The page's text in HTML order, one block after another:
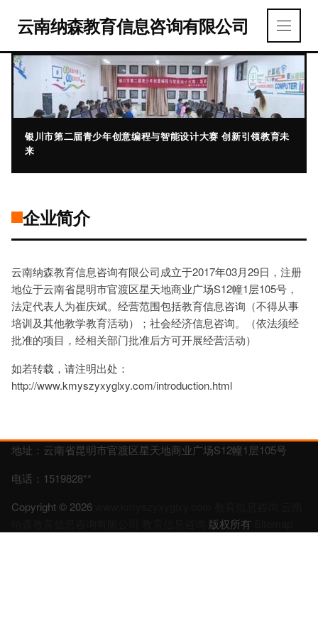
云南纳森教育信息咨询有限公司
银川市第二届青少年创意编程与智能设计大赛 创新引领教育未
来
企业简介
云南纳森教育信息咨询有限公司成立于2017年03月29日，注册
地位于云南省昆明市官渡区星天地商业广场S12幢1层105号，
法定代表人为崔庆斌。经营范围包括教育信息咨询（不得从事
培训及其他教学教育活动）；社会经济信息咨询。（依法须经
批准的项目，经相关部门批准后方可开展经营活动）
如若转载，请注明出处：
http://www.kmyszyxyglxy.com/introduction.html
地址：云南省昆明市官渡区星天地商业广场S12幢1层105号
电话：1519828**
Copyright © 2026
版权所有